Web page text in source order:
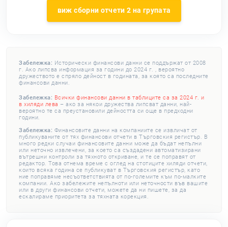
виж сборни отчети 2 на групата
Забележка: Исторически финансови данни се поддържат от 2008
г. Ако липсва информация за години до 2024 г. , вероятно
дружеството е спряло дейност в годината, за която са последните
финансови данни.
Забележка: Всички финансови данни в таблиците са за 2024 г. и
в хиляди лева – ако за някои дружества липсват данни, най-
вероятно те са преустановили дейността си още в предходни
години.
Забележка: Финансовите данни на компаниите се извличат от
публикуваните от тях финансови отчети в Търговския регистър. В
много редки случаи финансовите данни може да бъдат непълни
или неточно извлечени, за което са създадени автоматизирани
вътрешни контроли за тяхното откриване, и те се поправят от
редактор. Това отнема време с оглед на стотиците хиляди отчети,
които всяка година се публикуват в Търговския регистър, като
ние поправяме несъответствията от по-големите към по-малките
компании. Ако забележите непълноти или неточности във вашите
или в други финансови отчети, можете да ни пишете, за да
ескалираме приоритета за тяхната корекция.